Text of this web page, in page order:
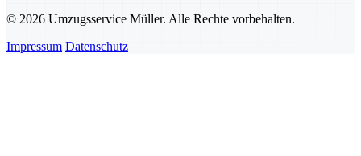
© 2026 Umzugsservice Müller. Alle Rechte vorbehalten.
Impressum Datenschutz